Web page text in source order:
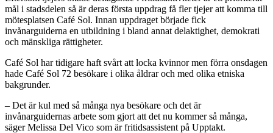
mål i stadsdelen så är deras första uppdrag få fler tjejer att komma till
mötesplatsen Café Sol. Innan uppdraget började fick
invånarguiderna en utbildning i bland annat delaktighet, demokrati
och mänskliga rättigheter.
Café Sol har tidigare haft svårt att locka kvinnor men förra onsdagen
hade Café Sol 72 besökare i olika åldrar och med olika etniska
bakgrunder.
– Det är kul med så många nya besökare och det är
invånarguidernas arbete som gjort att det nu kommer så många,
säger Melissa Del Vico som är fritidsassistent på Upptakt.